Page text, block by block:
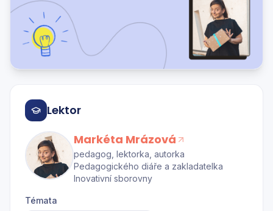
Lektor
Markéta Mrázová
pedagog, lektorka, autorka
Pedagogického diáře a zakladatelka
Inovativní sborovny
Témata